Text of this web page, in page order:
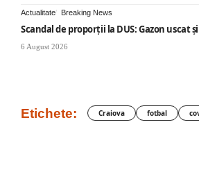
Actualitate Breaking News
Scandal de proporții la DUS: Gazon uscat
6 August 2026
Etichete: Craiova fotbal